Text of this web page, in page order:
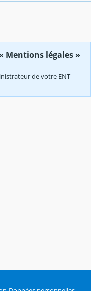
Mentions légales »
de votre ENT